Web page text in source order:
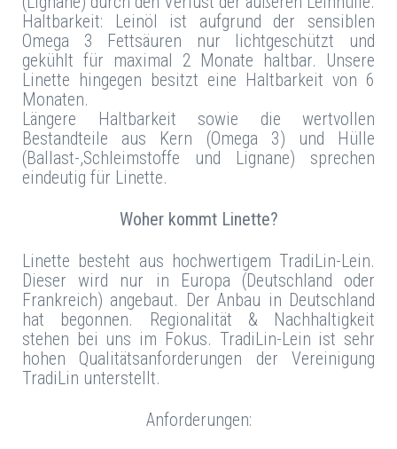
Haltbarkeit: Leinöl ist aufgrund der sensiblen
Omega 3 Fettsäuren nur lichtgeschützt und
gekühlt für maximal 2 Monate haltbar. Unsere
Linette hingegen besitzt eine Haltbarkeit von 6
Monaten.
Längere Haltbarkeit sowie die wertvollen
Bestandteile aus Kern (Omega 3) und Hülle
(Ballast-,Schleimstoffe und Lignane) sprechen
eindeutig für Linette.
Woher kommt Linette?
Linette besteht aus hochwertigem TradiLin-Lein.
Dieser wird nur in Europa (Deutschland oder
Frankreich) angebaut. Der Anbau in Deutschland
hat begonnen. Regionalität & Nachhaltigkeit
stehen bei uns im Fokus. TradiLin-Lein ist sehr
hohen Qualitätsanforderungen der Vereinigung
TradiLin unterstellt.
Anforderungen: